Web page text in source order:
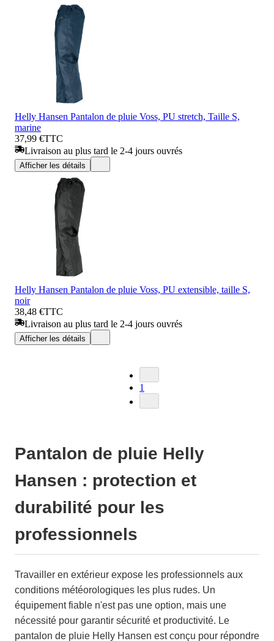
Helly Hansen Pantalon de pluie Voss, PU stretch, Taille S,
marine
37,99 €TTC
Livraison au plus tard le 2-4 jours ouvrés
Afficher les détails
Helly Hansen Pantalon de pluie Voss, PU extensible, taille S,
noir
38,48 €TTC
Livraison au plus tard le 2-4 jours ouvrés
Afficher les détails
1
Pantalon de pluie Helly
Hansen : protection et
durabilité pour les
professionnels
Travailler en extérieur expose les professionnels aux
conditions météorologiques les plus rudes. Un
équipement fiable n'est pas une option, mais une
nécessité pour garantir sécurité et productivité. Le
pantalon de pluie Helly Hansen est conçu pour répondre